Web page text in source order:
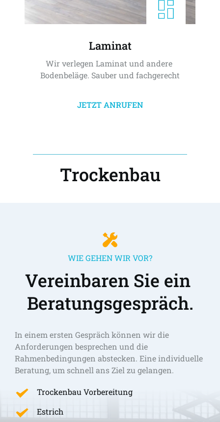
Laminat
Wir verlegen Laminat und andere
Bodenbeläge. Sauber und fachgerecht
JETZT ANRUFEN
Trockenbau
WIE GEHEN WIR VOR?
Vereinbaren Sie ein
Beratungsgespräch.
In einem ersten Gespräch können wir die
Anforderungen besprechen und die
Rahmenbedingungen abstecken. Eine individuelle
Beratung, um schnell ans Ziel zu gelangen.
Trockenbau Vorbereitung
Estrich